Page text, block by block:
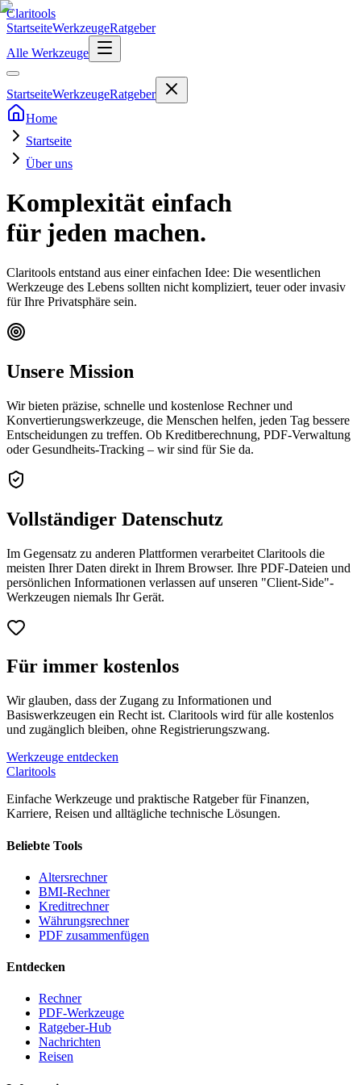
Claritools
StartseiteWerkzeugeRatgeber
Alle Werkzeuge
StartseiteWerkzeugeRatgeber
Home
Startseite
Über uns
Komplexität einfach
für jeden machen.
Claritools entstand aus einer einfachen Idee: Die wesentlichen
Werkzeuge des Lebens sollten nicht kompliziert, teuer oder invasiv
für Ihre Privatsphäre sein.
Unsere Mission
Wir bieten präzise, schnelle und kostenlose Rechner und
Konvertierungswerkzeuge, die Menschen helfen, jeden Tag bessere
Entscheidungen zu treffen. Ob Kreditberechnung, PDF-Verwaltung
oder Gesundheits-Tracking – wir sind für Sie da.
Vollständiger Datenschutz
Im Gegensatz zu anderen Plattformen verarbeitet Claritools die
meisten Ihrer Daten direkt in Ihrem Browser. Ihre PDF-Dateien und
persönlichen Informationen verlassen auf unseren "Client-Side"-
Werkzeugen niemals Ihr Gerät.
Für immer kostenlos
Wir glauben, dass der Zugang zu Informationen und
Basiswerkzeugen ein Recht ist. Claritools wird für alle kostenlos
und zugänglich bleiben, ohne Registrierungszwang.
Werkzeuge entdecken
Claritools
Einfache Werkzeuge und praktische Ratgeber für Finanzen,
Karriere, Reisen und alltägliche technische Lösungen.
Beliebte Tools
Altersrechner
BMI-Rechner
Kreditrechner
Währungsrechner
PDF zusammenfügen
Entdecken
Rechner
PDF-Werkzeuge
Ratgeber-Hub
Nachrichten
Reisen